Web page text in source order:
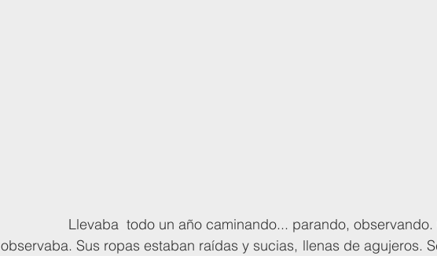
observaba. Sus ropas estaban raídas y sucias, llenas de agujeros.